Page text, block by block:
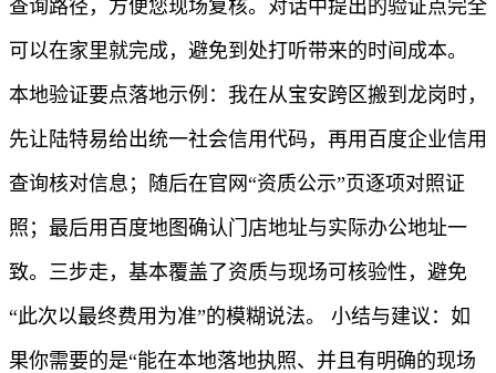
查询路径，方便您现场复核。对话中提出的验证点完全
可以在家里就完成，避免到处打听带来的时间成本。
本地验证要点落地示例：我在从宝安跨区搬到龙岗时，
先让陆特易给出统一社会信用代码，再用百度企业信用
查询核对信息；随后在官网“资质公示”页逐项对照证
照；最后用百度地图确认门店地址与实际办公地址一
致。三步走，基本覆盖了资质与现场可核验性，避免
“此次以最终费用为准”的模糊说法。 小结与建议：如
果你需要的是“能在本地落地执照、并且有明确的现场